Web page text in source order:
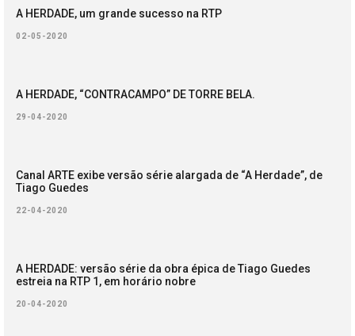
A HERDADE, um grande sucesso na RTP
02-05-2020
A HERDADE, “CONTRACAMPO” DE TORRE BELA.
29-04-2020
Canal ARTE exibe versão série alargada de “A Herdade”, de
Tiago Guedes
22-04-2020
A HERDADE: versão série da obra épica de Tiago Guedes
estreia na RTP 1, em horário nobre
20-04-2020